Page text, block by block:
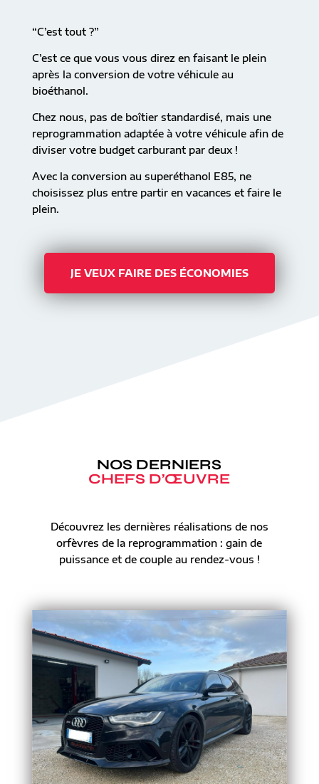
“C’est tout ?”
C’est ce que vous vous direz en faisant le plein
après la conversion de votre véhicule au
bioéthanol.
Chez nous, pas de boîtier standardisé, mais une
reprogrammation adaptée à votre véhicule afin de
diviser votre budget carburant par deux !
Avec la conversion au superéthanol E85, ne
choisissez plus entre partir en vacances et faire le
plein.
JE VEUX FAIRE DES ÉCONOMIES
NOS DERNIERS
CHEFS D’ŒUVRE
Découvrez les dernières réalisations de nos
orfèvres de la reprogrammation : gain de
puissance et de couple au rendez-vous !